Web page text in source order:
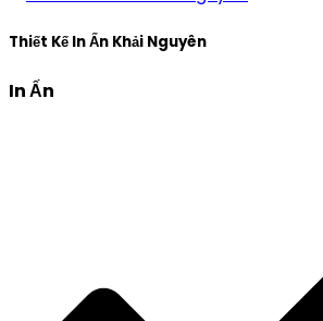
Thiết Kế In Ấn Khải Nguyên
In Ấn